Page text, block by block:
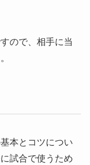
ので、相手に当
本とコツについ
試合で使うため